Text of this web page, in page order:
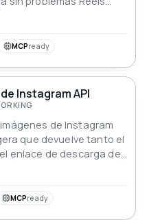
tus
momentos virales,
usuarios y potencia tus
expresión visual.
MCPready
Instagram API
de Instagram
que devuelve tanto el
enlace de descarga del
MCPready